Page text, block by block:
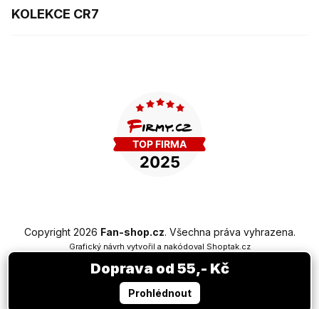
KOLEKCE CR7
Vytvořil Shoptet Premium
Copyright 2026 Fan-shop.cz. Všechna práva vyhrazena.
Grafický návrh vytvořil a nakódoval Shoptak.cz
Doprava od 55,- Kč
Prohlédnout